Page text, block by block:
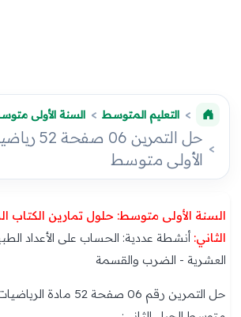
التعليم المتوسط السنة الأولى
حل التمرين
الأولى متوسط
السنة الأولى متوسط: حلول تمارين الكتاب
الثاني: أنشطة عددية: الحساب على الأعداد
العشرية - الضرب والقسمة
حل التمرين رقم 06 صفحة 52